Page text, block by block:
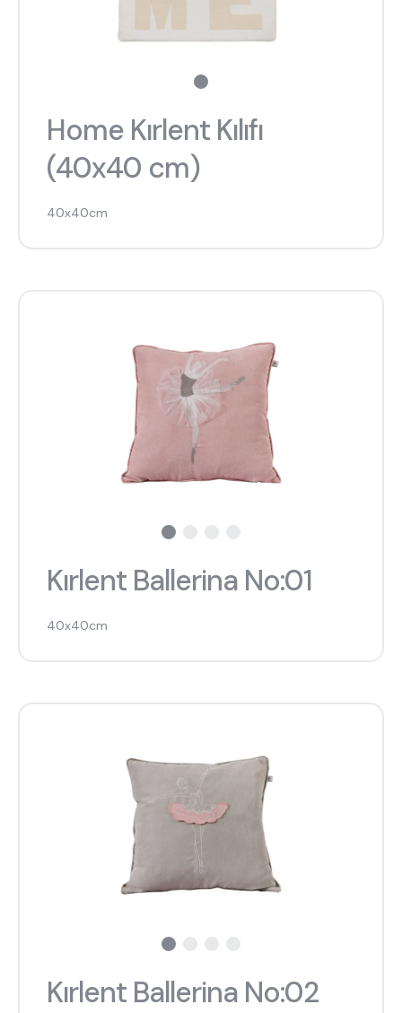
Home Kırlent Kılıfı
(40x40 cm)
40x40cm
Kırlent Ballerina No:01
40x40cm
Kırlent Ballerina No:02